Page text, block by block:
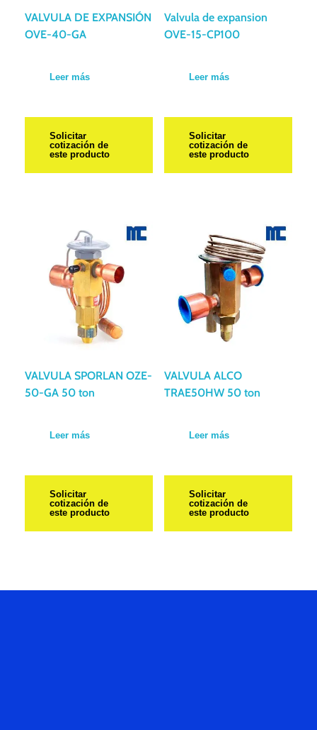
VALVULA DE EXPANSIÓN
OVE-40-GA
Leer más
Solicitar
cotización de
este producto
Valvula de expansion
OVE-15-CP100
Leer más
Solicitar
cotización de
este producto
VALVULA SPORLAN OZE-
50-GA 50 ton
Leer más
Solicitar
cotización de
este producto
VALVULA ALCO
TRAE50HW 50 ton
Leer más
Solicitar
cotización de
este producto